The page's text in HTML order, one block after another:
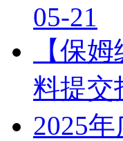
05-21
【保
料提交
2025